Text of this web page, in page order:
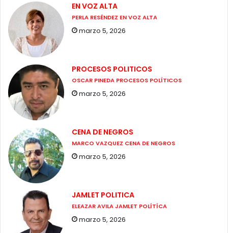
EN VOZ ALTA
PERLA RESÉNDEZ EN VOZ ALTA
marzo 5, 2026
PROCESOS POLITICOS
OSCAR PINEDA PROCESOS POLÍTICOS
marzo 5, 2026
CENA DE NEGROS
MARCO VAZQUEZ CENA DE NEGROS
marzo 5, 2026
JAMLET POLITICA
ELEAZAR AVILA JAMLET POLÍTÍCA
marzo 5, 2026